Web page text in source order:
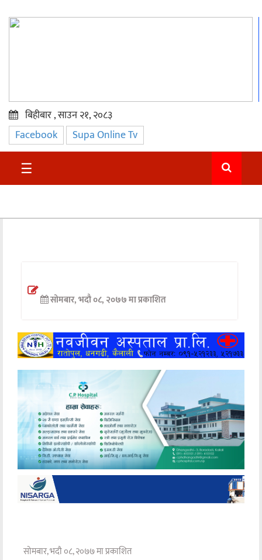
प्रमुख
समाचार
सुदुर
अन्तर्वार्ता
खेलकुद
मनोरञ्जन
अन्य
बिहीबार , साउन २१, २०८३
Facebook Supa Online Tv
☰
सोमबार, भदौ ०८, २०७७ मा प्रकाशित
सोमबार, भदौ ०८, २०७७ मा प्रकाशित